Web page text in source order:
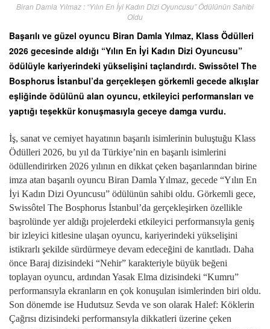
Biran Damla Yılmaz : “Yılın En İyi Kadın Dizi Oyuncusu” Ödülünün Sahibi
Oldu
Başarılı ve güzel oyuncu Biran Damla Yılmaz, Klass Ödülleri
2026 gecesinde aldığı “Yılın En İyi Kadın Dizi Oyuncusu”
ödülüyle kariyerindeki yükselişini taçlandırdı. Swissôtel The
Bosphorus İstanbul’da gerçekleşen görkemli gecede alkışlar
eşliğinde ödülünü alan oyuncu, etkileyici performansları ve
yaptığı teşekkür konuşmasıyla geceye damga vurdu.
İş, sanat ve cemiyet hayatının başarılı isimlerinin buluştuğu Klass
Ödülleri 2026, bu yıl da Türkiye’nin en başarılı isimlerini
ödüllendirirken 2026 yılının en dikkat çeken başarılarından birine
imza atan başarılı oyuncu Biran Damla Yılmaz, gecede “Yılın En
İyi Kadın Dizi Oyuncusu” ödülünün sahibi oldu. Görkemli gece,
Swissôtel The Bosphorus İstanbul’da gerçekleşirken özellikle
başrolünde yer aldığı projelerdeki etkileyici performansıyla geniş
bir izleyici kitlesine ulaşan oyuncu, kariyerindeki yükselişini
istikrarlı şekilde sürdürmeye devam edeceğini de kanıtladı. Daha
önce Baraj dizisindeki “Nehir” karakteriyle büyük beğeni
toplayan oyuncu, ardından Yasak Elma dizisindeki “Kumru”
performansıyla ekranların en çok konuşulan isimlerinden biri oldu.
Son dönemde ise Hudutsuz Sevda ve son olarak Halef: Köklerin
Çağrısı dizisindeki performansıyla dikkatleri üzerine çeken